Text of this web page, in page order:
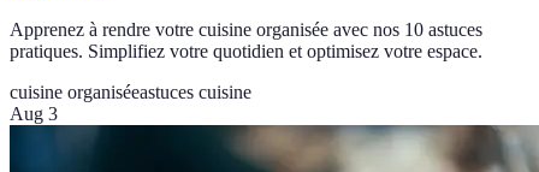
Apprenez à rendre votre cuisine organisée avec nos 10 astuces
pratiques. Simplifiez votre quotidien et optimisez votre espace.
cuisine organiséeastuces cuisine
Aug 3